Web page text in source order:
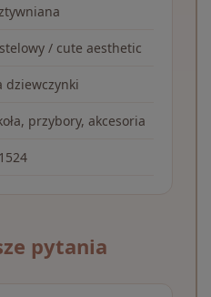
/ cute aesthetic
dziewczynki
przybory, akcesoria
pytania